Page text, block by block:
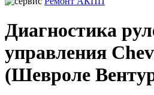
Диагностика
управления
(Шевроле